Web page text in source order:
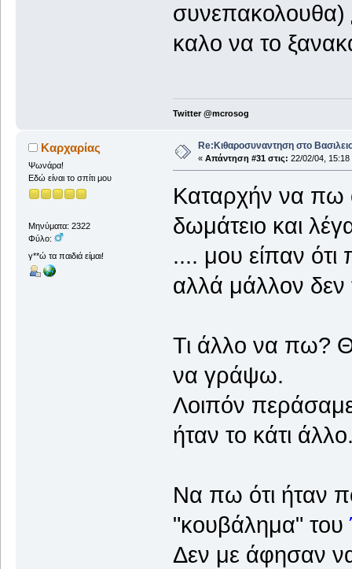
συνεπακολουθα)
καλο να το
Twitter @mcrosog
Καρχαρίας
Ψωνάρα!
Εδώ είναι το σπίτι μου
Μηνύματα: 2322
Φύλο:
γ**ώ τα παιδιά είμαι!
Re:Κιθαροσυναντηση στο
« Απάντηση #31 στις: 22/02/04, 15:18
Καταρχήν να πω
δωμάτειο και
.... μου είπαν
αλλά μάλλον
Τι άλλο να πω?
να γράψω.
Λοιπόν
ήταν το κάτι
Να πω ότι ήταν
"κουβάλημα" του
Δεν με άφησαν